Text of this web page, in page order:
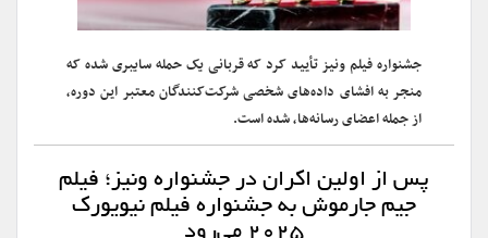
جشنواره فیلم ونیز تأیید کرد که قربانی یک حمله سایبری شده که
منجر به افشای داده‌های شخصی شرکت‌کنندگان معتبر این دوره،
از جمله اعضای رسانه‌ها، شده است.
پس از اولین اکران در جشنواره ونیز؛ فیلم
جیم جارموش به جشنواره فیلم نیویورک
۲۰۲۵ می‌رود